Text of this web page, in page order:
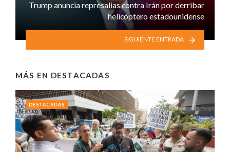
Trump anuncia represalias contra Irán por derribar
helicóptero estadounidense
SIGUIENTE ENTRADA
MÁS EN DESTACADAS
DESTACADAS